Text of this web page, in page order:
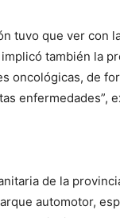
tuvo que ver con
también la
oncológicas, de
enfermedades”,
de la
automotor,